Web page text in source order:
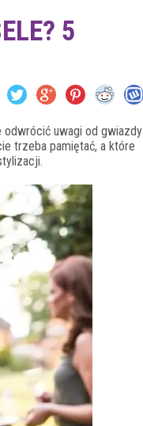
5
odwrócić uwagi od gwiazdy
trzeba pamiętać, a które